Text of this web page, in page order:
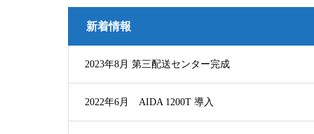
新着情報
2023年8月 第三配送センター完成
2022年6月 AIDA 1200T 導入